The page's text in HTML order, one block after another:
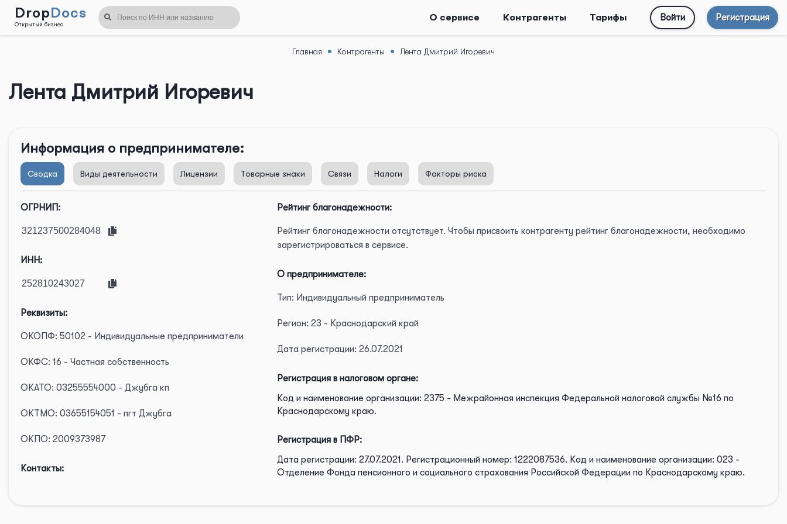
DropDocs
Открытый бизнес
О сервисе Контрагенты Тарифы Войти Регистрация
Главная Контрагенты Лента Дмитрий Игоревич
Лента Дмитрий Игоревич
Информация о предпринимателе:
Сводка Виды деятельности Лицензии Товарные знаки Связи Налоги Факторы риска
ОГРНИП:
ИНН:
Реквизиты:
ОКОПФ: 50102 - Индивидуальные предприниматели
ОКФС: 16 - Частная собственность
ОКАТО: 03255554000 - Джубга кп
ОКТМО: 03655154051 - пгт Джубга
ОКПО: 2009373987
Контакты:
Рейтинг благонадежности:
Рейтинг благонадежности отсутствует. Чтобы присвоить контрагенту рейтинг благонадежности, необходимо
зарегистрироваться в сервисе.
О предпринимателе:
Тип: Индивидуальный предприниматель
Регион: 23 - Краснодарский край
Дата регистрации: 26.07.2021
Регистрация в налоговом органе:
Код и наименование организации: 2375 - Межрайонная инспекция Федеральной налоговой службы №16 по
Краснодарскому краю.
Регистрация в ПФР:
Дата регистрации: 27.07.2021. Регистрационный номер: 1222087536. Код и наименование организации: 023 -
Отделение Фонда пенсионного и социального страхования Российской Федерации по Краснодарскому краю.